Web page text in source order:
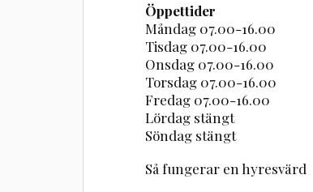
Öppettider
Måndag 07.00-16.00
Tisdag 07.00-16.00
Onsdag 07.00-16.00
Torsdag 07.00-16.00
Fredag 07.00-16.00
Lördag stängt
Söndag stängt
Så fungerar en hyresvärd